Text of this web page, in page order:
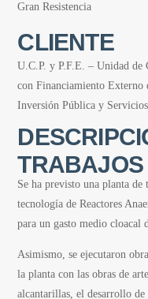
Gran Resistencia
CLIENTE
U.C.P. y P.F.E. – Unidad de
con Financiamiento
Inversión Pública y Servicios
TRABAJOS
Se ha previsto una planta
tecnología de Reactores
para un gasto medio cloacal
Asimismo, se ejecutaron
la planta con las obras de
alcantarillas, el desarrollo